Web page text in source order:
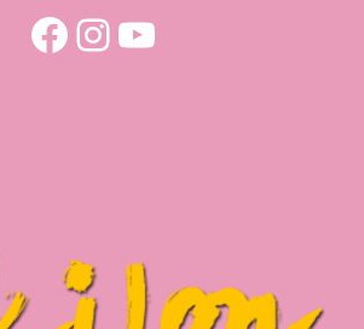
Facebook
Instagram
YouTube